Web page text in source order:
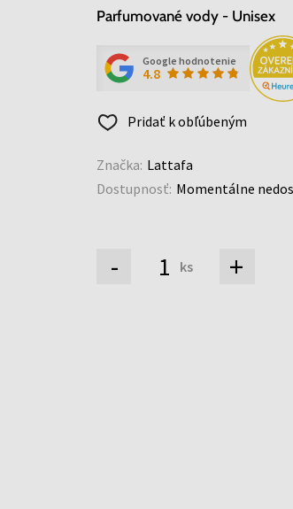
Parfumované vody - Unisex
Google hodnotenie
4.8
Pridať k obľúbeným
Značka: Lattafa
Dostupnosť: Momentálne
- ks +